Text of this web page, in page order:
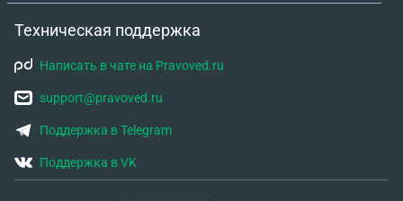
Техническая поддержка
Написать в чате на Pravoved.ru
support@pravoved.ru
Поддержка в Telegram
Поддержка в VK